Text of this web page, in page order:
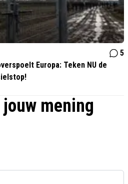
5
Europa: Teken NU de
mening